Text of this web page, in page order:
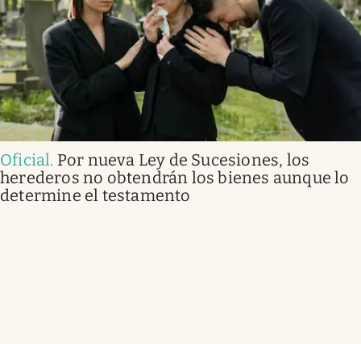
Oficial. Por nueva Ley de Sucesiones, los
herederos no obtendrán los bienes aunque lo
determine el testamento